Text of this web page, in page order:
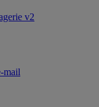
v2
mail